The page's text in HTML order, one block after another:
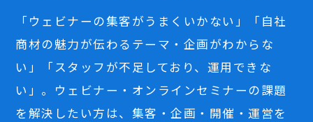
「ウェビナーの集客がうまくいかない」「自社
商材の魅力が伝わるテーマ・企画がわからな
い」「スタッフが不足しており、運用できな
い」。ウェビナー・オンラインセミナーの課題
を解決したい方は、集客・企画・開催・運営を